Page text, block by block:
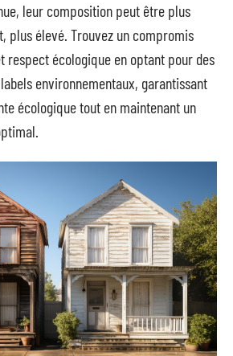
leur composition peut être plus
plus élevé. Trouvez un compromis
respect écologique en optant pour des
environnementaux, garantissant
écologique tout en maintenant un